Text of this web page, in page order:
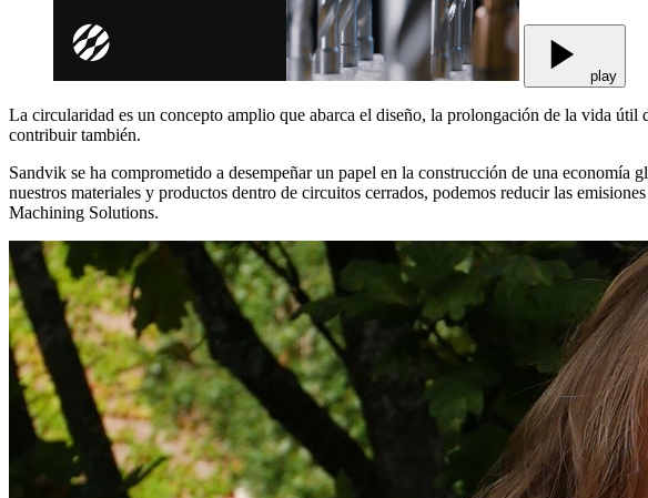
play
La circularidad es un concepto amplio que abarca el diseño, la prolongación de la vida
contribuir también.
Sandvik se ha comprometido a desempeñar un papel en la construcción de una
nuestros materiales y productos dentro de circuitos cerrados, podemos reducir las
Machining Solutions.